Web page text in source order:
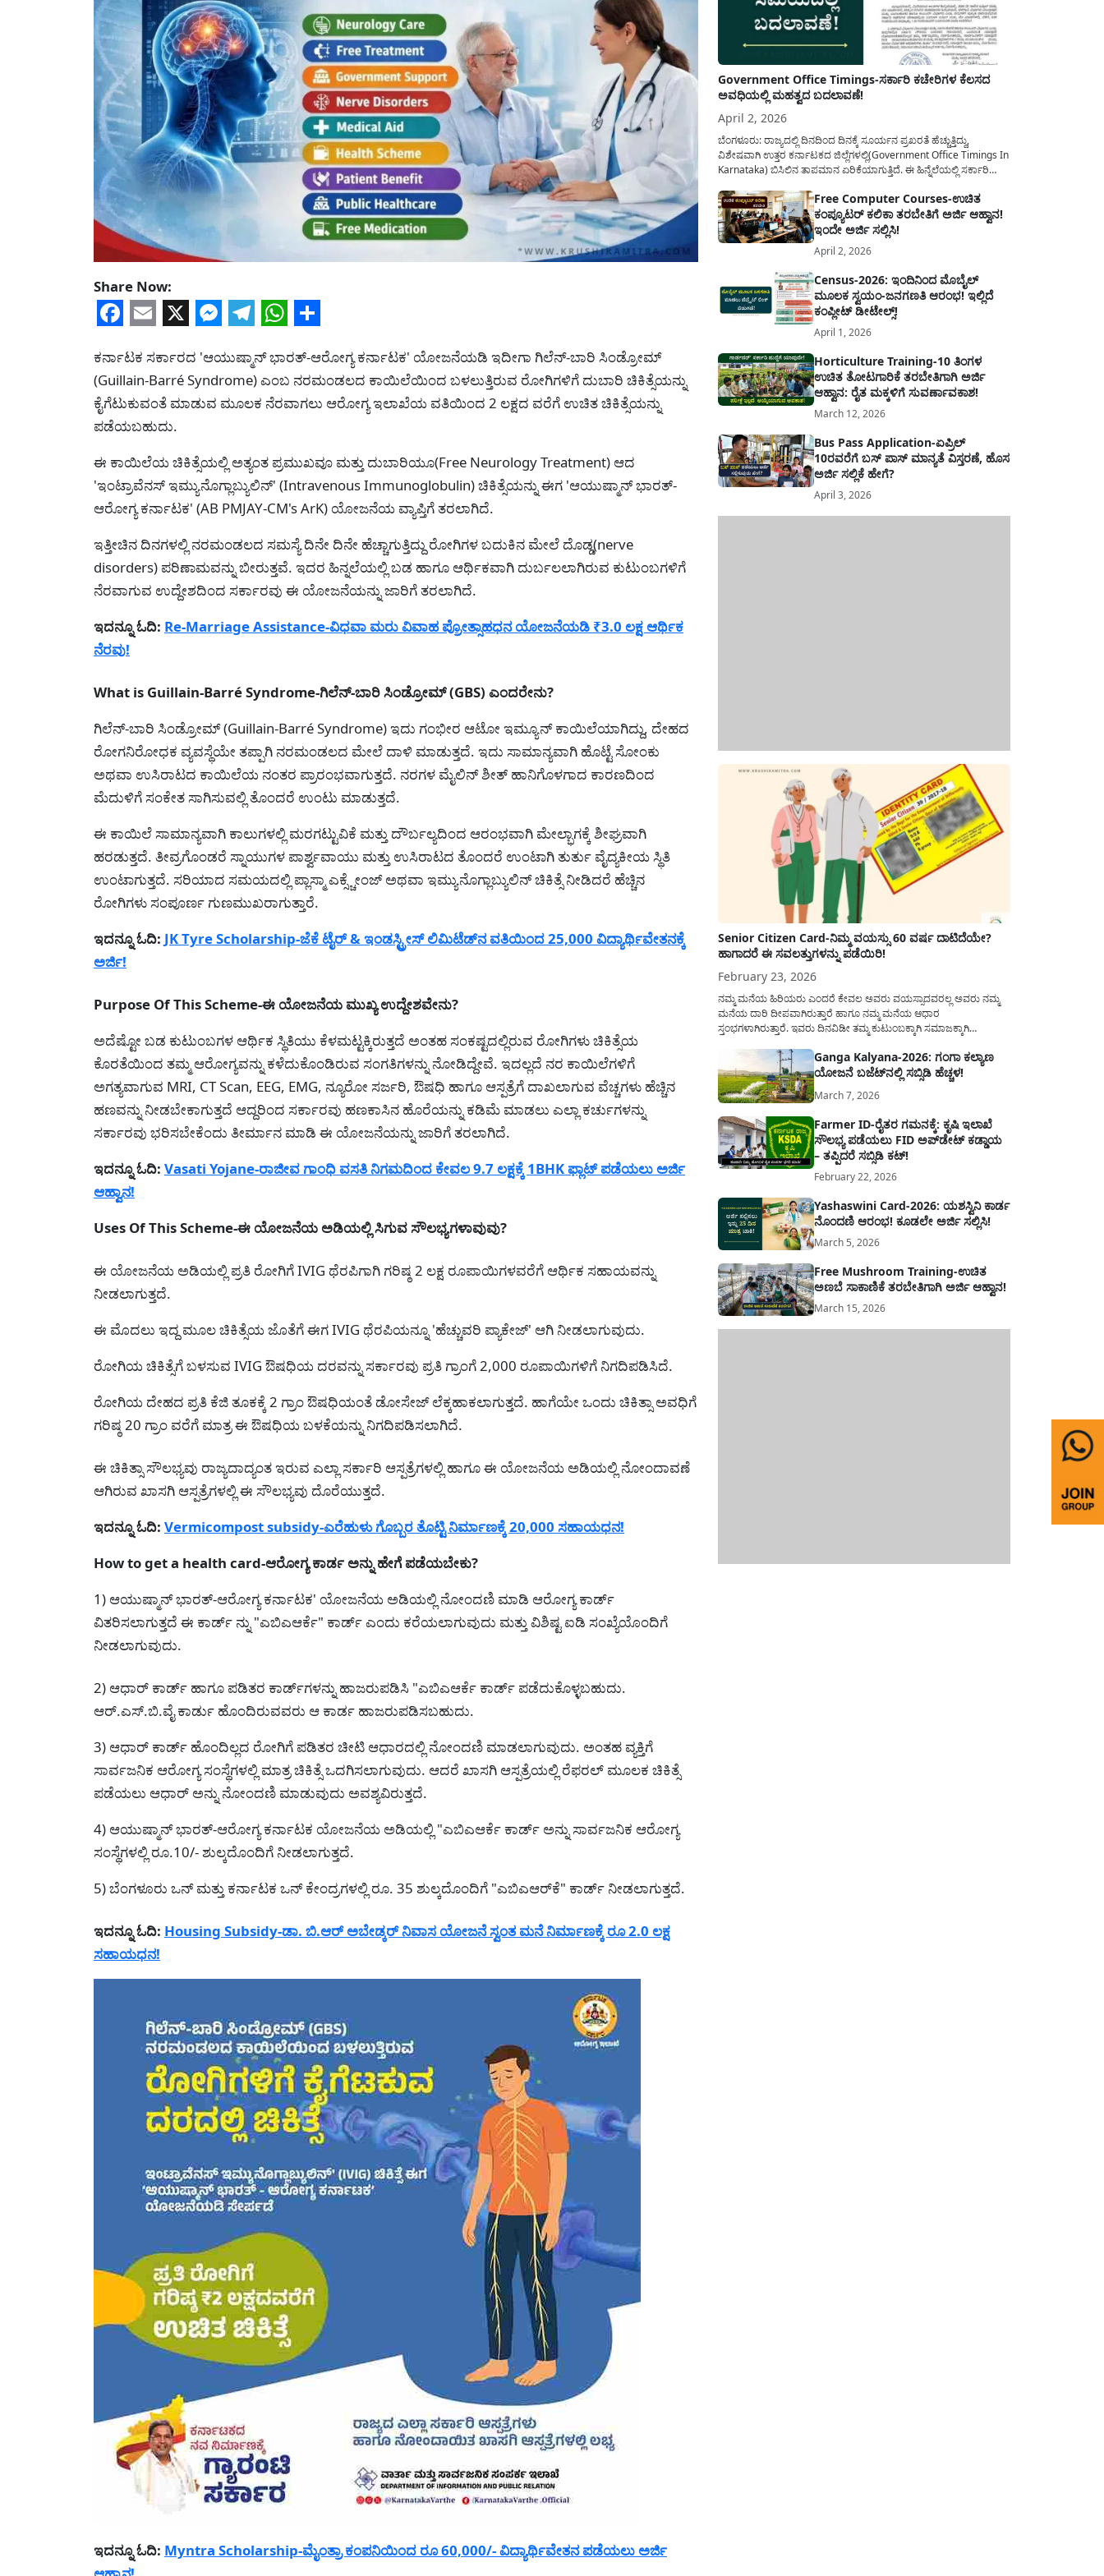
Share Now:
ಕರ್ನಾಟಕ ಸರ್ಕಾರದ 'ಆಯುಷ್ಮಾನ್ ಭಾರತ್-ಆರೋಗ್ಯ ಕರ್ನಾಟಕ' ಯೋಜನೆಯಡಿ ಇದೀಗಾ ಗಿಲೆನ್-ಬಾರಿ ಸಿಂಡ್ರೋಮ್
(Guillain-Barré Syndrome) ಎಂಬ ನರಮಂಡಲದ ಕಾಯಿಲೆಯಿಂದ ಬಳಲುತ್ತಿರುವ ರೋಗಿಗಳಿಗೆ ದುಬಾರಿ ಚಿಕಿತ್ಸೆಯನ್ನು
ಕೈಗೆಟುಕುವಂತೆ ಮಾಡುವ ಮೂಲಕ ನೆರವಾಗಲು ಆರೋಗ್ಯ ಇಲಾಖೆಯ ವತಿಯಿಂದ 2 ಲಕ್ಷದ ವರೆಗೆ ಉಚಿತ ಚಿಕಿತ್ಸೆಯನ್ನು
ಪಡೆಯಬಹುದು.
ಈ ಕಾಯಿಲೆಯ ಚಿಕಿತ್ಸೆಯಲ್ಲಿ ಅತ್ಯಂತ ಪ್ರಮುಖವೂ ಮತ್ತು ದುಬಾರಿಯೂ(Free Neurology Treatment) ಆದ
'ಇಂಟ್ರಾವೆನಸ್ ಇಮ್ಯುನೊಗ್ಲಾಬ್ಯುಲಿನ್' (Intravenous Immunoglobulin) ಚಿಕಿತ್ಸೆಯನ್ನು ಈಗ 'ಆಯುಷ್ಮಾನ್ ಭಾರತ್-
ಆರೋಗ್ಯ ಕರ್ನಾಟಕ' (AB PMJAY-CM's ArK) ಯೋಜನೆಯ ವ್ಯಾಪ್ತಿಗೆ ತರಲಾಗಿದೆ.
ಇತ್ತೀಚಿನ ದಿನಗಳಲ್ಲಿ ನರಮಂಡಲದ ಸಮಸ್ಯೆ ದಿನೇ ದಿನೇ ಹೆಚ್ಚಾಗುತ್ತಿದ್ದು ರೋಗಿಗಳ ಬದುಕಿನ ಮೇಲೆ ದೊಡ್ಡ(nerve
disorders) ಪರಿಣಾಮವನ್ನು ಬೀರುತ್ತವೆ. ಇದರ ಹಿನ್ನಲೆಯಲ್ಲಿ ಬಡ ಹಾಗೂ ಆರ್ಥಿಕವಾಗಿ ದುರ್ಬಲಲಾಗಿರುವ ಕುಟುಂಬಗಳಿಗೆ
ನೆರವಾಗುವ ಉದ್ದೇಶದಿಂದ ಸರ್ಕಾರವು ಈ ಯೋಜನೆಯನ್ನು ಜಾರಿಗೆ ತರಲಾಗಿದೆ.
ಇದನ್ನೂ ಓದಿ: Re-Marriage Assistance-ವಿಧವಾ ಮರು ವಿವಾಹ ಪ್ರೋತ್ಸಾಹಧನ ಯೋಜನೆಯಡಿ ₹3.0 ಲಕ್ಷ ಆರ್ಥಿಕ
ನೆರವು!
What is Guillain-Barré Syndrome-ಗಿಲೆನ್-ಬಾರಿ ಸಿಂಡ್ರೋಮ್ (GBS) ಎಂದರೇನು?
ಗಿಲೆನ್-ಬಾರಿ ಸಿಂಡ್ರೋಮ್ (Guillain-Barré Syndrome) ಇದು ಗಂಭೀರ ಆಟೋ ಇಮ್ಯೂನ್ ಕಾಯಿಲೆಯಾಗಿದ್ದು, ದೇಹದ
ರೋಗನಿರೋಧಕ ವ್ಯವಸ್ಥೆಯೇ ತಪ್ಪಾಗಿ ನರಮಂಡಲದ ಮೇಲೆ ದಾಳಿ ಮಾಡುತ್ತದೆ. ಇದು ಸಾಮಾನ್ಯವಾಗಿ ಹೊಟ್ಟೆ ಸೋಂಕು
ಅಥವಾ ಉಸಿರಾಟದ ಕಾಯಿಲೆಯ ನಂತರ ಪ್ರಾರಂಭವಾಗುತ್ತದೆ. ನರಗಳ ಮೈಲಿನ್ ಶೀತ್ ಹಾನಿಗೊಳಗಾದ ಕಾರಣದಿಂದ
ಮೆದುಳಿಗೆ ಸಂಕೇತ ಸಾಗಿಸುವಲ್ಲಿ ತೊಂದರೆ ಉಂಟು ಮಾಡುತ್ತದೆ.
ಈ ಕಾಯಿಲೆ ಸಾಮಾನ್ಯವಾಗಿ ಕಾಲುಗಳಲ್ಲಿ ಮರಗಟ್ಟುವಿಕೆ ಮತ್ತು ದೌರ್ಬಲ್ಯದಿಂದ ಆರಂಭವಾಗಿ ಮೇಲ್ಭಾಗಕ್ಕೆ ಶೀಘ್ರವಾಗಿ
ಹರಡುತ್ತದೆ. ತೀವ್ರಗೊಂಡರೆ ಸ್ನಾಯುಗಳ ಪಾರ್ಶ್ವವಾಯು ಮತ್ತು ಉಸಿರಾಟದ ತೊಂದರೆ ಉಂಟಾಗಿ ತುರ್ತು ವೈದ್ಯಕೀಯ ಸ್ಥಿತಿ
ಉಂಟಾಗುತ್ತದೆ. ಸರಿಯಾದ ಸಮಯದಲ್ಲಿ ಪ್ಲಾಸ್ಮಾ ಎಕ್ಸ್ಚೇಂಜ್ ಅಥವಾ ಇಮ್ಯುನೊಗ್ಲಾಬ್ಯುಲಿನ್ ಚಿಕಿತ್ಸೆ ನೀಡಿದರೆ ಹೆಚ್ಚಿನ
ರೋಗಿಗಳು ಸಂಪೂರ್ಣ ಗುಣಮುಖರಾಗುತ್ತಾರೆ.
ಇದನ್ನೂ ಓದಿ: JK Tyre Scholarship-ಜೆಕೆ ಟೈರ್ & ಇಂಡಸ್ಟ್ರೀಸ್ ಲಿಮಿಟೆಡ್‌ನ ವತಿಯಿಂದ 25,000 ವಿದ್ಯಾರ್ಥಿವೇತನಕ್ಕೆ
ಅರ್ಜಿ!
Purpose Of This Scheme-ಈ ಯೋಜನೆಯ ಮುಖ್ಯ ಉದ್ದೇಶವೇನು?
ಅದೆಷ್ಟೋ ಬಡ ಕುಟುಂಬಗಳ ಆರ್ಥಿಕ ಸ್ಥಿತಿಯು ಕೆಳಮಟ್ಟಕ್ಕಿರುತ್ತದೆ ಅಂತಹ ಸಂಕಷ್ಟದಲ್ಲಿರುವ ರೋಗಿಗಳು ಚಿಕಿತ್ಸೆಯ
ಕೊರತೆಯಿಂದ ತಮ್ಮ ಆರೋಗ್ಯವನ್ನು ಕಳೆದುಕೊಂಡಿರುವ ಸಂಗತಿಗಳನ್ನು ನೋಡಿದ್ದೇವೆ. ಇದಲ್ಲದೆ ನರ ಕಾಯಿಲೆಗಳಿಗೆ
ಅಗತ್ಯವಾಗುವ MRI, CT Scan, EEG, EMG, ನ್ಯೂರೋ ಸರ್ಜರಿ, ಔಷಧಿ ಹಾಗೂ ಆಸ್ಪತ್ರೆಗೆ ದಾಖಲಾಗುವ ವೆಚ್ಚಗಳು ಹೆಚ್ಚಿನ
ಹಣವನ್ನು ನೀಡಬೇಕಾಗುತ್ತದೆ ಆದ್ದರಿಂದ ಸರ್ಕಾರವು ಹಣಕಾಸಿನ ಹೊರೆಯನ್ನು ಕಡಿಮೆ ಮಾಡಲು ಎಲ್ಲಾ ಕರ್ಚುಗಳನ್ನು
ಸರ್ಕಾರವು ಭರಿಸಬೇಕೆಂದು ತೀರ್ಮಾನ ಮಾಡಿ ಈ ಯೋಜನೆಯನ್ನು ಜಾರಿಗೆ ತರಲಾಗಿದೆ.
ಇದನ್ನೂ ಓದಿ: Vasati Yojane-ರಾಜೀವ ಗಾಂಧಿ ವಸತಿ ನಿಗಮದಿಂದ ಕೇವಲ 9.7 ಲಕ್ಷಕ್ಕೆ 1BHK ಫ್ಲಾಟ್ ಪಡೆಯಲು ಅರ್ಜಿ
ಆಹ್ವಾನ!
Uses Of This Scheme-ಈ ಯೋಜನೆಯ ಅಡಿಯಲ್ಲಿ ಸಿಗುವ ಸೌಲಭ್ಯಗಳಾವುವು?
ಈ ಯೋಜನೆಯ ಅಡಿಯಲ್ಲಿ ಪ್ರತಿ ರೋಗಿಗೆ IVIG ಥೆರಪಿಗಾಗಿ ಗರಿಷ್ಠ 2 ಲಕ್ಷ ರೂಪಾಯಿಗಳವರೆಗೆ ಆರ್ಥಿಕ ಸಹಾಯವನ್ನು
ನೀಡಲಾಗುತ್ತದೆ.
ಈ ಮೊದಲು ಇದ್ದ ಮೂಲ ಚಿಕಿತ್ಸೆಯ ಜೊತೆಗೆ ಈಗ IVIG ಥೆರಪಿಯನ್ನೂ 'ಹೆಚ್ಚುವರಿ ಪ್ಯಾಕೇಜ್' ಆಗಿ ನೀಡಲಾಗುವುದು.
ರೋಗಿಯ ಚಿಕಿತ್ಸೆಗೆ ಬಳಸುವ IVIG ಔಷಧಿಯ ದರವನ್ನು ಸರ್ಕಾರವು ಪ್ರತಿ ಗ್ರಾಂಗೆ 2,000 ರೂಪಾಯಿಗಳಿಗೆ ನಿಗದಿಪಡಿಸಿದೆ.
ರೋಗಿಯ ದೇಹದ ಪ್ರತಿ ಕೆಜಿ ತೂಕಕ್ಕೆ 2 ಗ್ರಾಂ ಔಷಧಿಯಂತೆ ಡೋಸೇಜ್ ಲೆಕ್ಕಹಾಕಲಾಗುತ್ತದೆ. ಹಾಗೆಯೇ ಒಂದು ಚಿಕಿತ್ಸಾ ಅವಧಿಗೆ
ಗರಿಷ್ಠ 20 ಗ್ರಾಂ ವರೆಗೆ ಮಾತ್ರ ಈ ಔಷಧಿಯ ಬಳಕೆಯನ್ನು ನಿಗದಿಪಡಿಸಲಾಗಿದೆ.
ಈ ಚಿಕಿತ್ಸಾ ಸೌಲಭ್ಯವು ರಾಜ್ಯದಾದ್ಯಂತ ಇರುವ ಎಲ್ಲಾ ಸರ್ಕಾರಿ ಆಸ್ಪತ್ರೆಗಳಲ್ಲಿ ಹಾಗೂ ಈ ಯೋಜನೆಯ ಅಡಿಯಲ್ಲಿ ನೋಂದಾವಣೆ
ಆಗಿರುವ ಖಾಸಗಿ ಆಸ್ಪತ್ರೆಗಳಲ್ಲಿ ಈ ಸೌಲಭ್ಯವು ದೊರೆಯುತ್ತದೆ.
ಇದನ್ನೂ ಓದಿ: Vermicompost subsidy-ಎರೆಹುಳು ಗೊಬ್ಬರ ತೊಟ್ಟಿ ನಿರ್ಮಾಣಕ್ಕೆ 20,000 ಸಹಾಯಧನ!
How to get a health card-ಆರೋಗ್ಯ ಕಾರ್ಡ ಅನ್ನು ಹೇಗೆ ಪಡೆಯಬೇಕು?
1) ಆಯುಷ್ಮಾನ್ ಭಾರತ್-ಆರೋಗ್ಯ ಕರ್ನಾಟಕ' ಯೋಜನೆಯ ಅಡಿಯಲ್ಲಿ ನೋಂದಣಿ ಮಾಡಿ ಆರೋಗ್ಯ ಕಾರ್ಡ್
ವಿತರಿಸಲಾಗುತ್ತದೆ ಈ ಕಾರ್ಡ್‌ ನ್ನು "ಎಬಿಎಆರ್ಕೆ" ಕಾರ್ಡ್ ಎಂದು ಕರೆಯಲಾಗುವುದು ಮತ್ತು ವಿಶಿಷ್ಟ ಐಡಿ ಸಂಖ್ಯೆಯೊಂದಿಗೆ
ನೀಡಲಾಗುವುದು.
2) ಆಧಾರ್ ಕಾರ್ಡ್ ಹಾಗೂ ಪಡಿತರ ಕಾರ್ಡ್‌ಗಳನ್ನು ಹಾಜರುಪಡಿಸಿ "ಎಬಿಎಆ‌ರ್ಕೆ ಕಾರ್ಡ್ ಪಡೆದುಕೊಳ್ಳಬಹುದು.
ಆರ್.ಎಸ್.ಬಿ.ವೈ ಕಾರ್ಡು ಹೊಂದಿರುವವರು ಆ ಕಾರ್ಡ ಹಾಜರುಪಡಿಸಬಹುದು.
3) ಆಧಾರ್ ಕಾರ್ಡ್ ಹೊಂದಿಲ್ಲದ ರೋಗಿಗೆ ಪಡಿತರ ಚೀಟಿ ಆಧಾರದಲ್ಲಿ ನೋಂದಣಿ ಮಾಡಲಾಗುವುದು. ಅಂತಹ ವ್ಯಕ್ತಿಗೆ
ಸಾರ್ವಜನಿಕ ಆರೋಗ್ಯ ಸಂಸ್ಥೆಗಳಲ್ಲಿ ಮಾತ್ರ ಚಿಕಿತ್ಸೆ ಒದಗಿಸಲಾಗುವುದು. ಆದರೆ ಖಾಸಗಿ ಆಸ್ಪತ್ರೆಯಲ್ಲಿ ರೆಫರಲ್ ಮೂಲಕ ಚಿಕಿತ್ಸೆ
ಪಡೆಯಲು ಆಧಾರ್ ಅನ್ನು ನೋಂದಣಿ ಮಾಡುವುದು ಅವಶ್ಯವಿರುತ್ತದೆ.
4) ಆಯುಷ್ಮಾನ್ ಭಾರತ್-ಆರೋಗ್ಯ ಕರ್ನಾಟಕ ಯೋಜನೆಯ ಅಡಿಯಲ್ಲಿ "ಎಬಿಎಆರ್ಕೆ ಕಾರ್ಡ್‌ ಅನ್ನು ಸಾರ್ವಜನಿಕ ಆರೋಗ್ಯ
ಸಂಸ್ಥೆಗಳಲ್ಲಿ ರೂ.10/- ಶುಲ್ಕದೊಂದಿಗೆ ನೀಡಲಾಗುತ್ತದೆ.
5) ಬೆಂಗಳೂರು ಒನ್ ಮತ್ತು ಕರ್ನಾಟಕ ಒನ್ ಕೇಂದ್ರಗಳಲ್ಲಿ ರೂ. 35 ಶುಲ್ಕದೊಂದಿಗೆ "ಎಬಿಎಆರ್‌ಕೆ" ಕಾರ್ಡ್ ನೀಡಲಾಗುತ್ತದೆ.
ಇದನ್ನೂ ಓದಿ: Housing Subsidy-ಡಾ. ಬಿ.ಆರ್ ಅಬೇಡ್ಕರ್ ನಿವಾಸ ಯೋಜನೆ ಸ್ವಂತ ಮನೆ ನಿರ್ಮಾಣಕ್ಕೆ ರೂ 2.0 ಲಕ್ಷ
ಸಹಾಯಧನ!
ಇದನ್ನೂ ಓದಿ: Myntra Scholarship-ಮೈಂತ್ರಾ ಕಂಪನಿಯಿಂದ ರೂ 60,000/- ವಿದ್ಯಾರ್ಥಿವೇತನ ಪಡೆಯಲು ಅರ್ಜಿ
Government Office Timings-ಸರ್ಕಾರಿ ಕಚೇರಿಗಳ ಕೆಲಸದ
ಅವಧಿಯಲ್ಲಿ ಮಹತ್ವದ ಬದಲಾವಣೆ!
April 2, 2026
ಬೆಂಗಳೂರು: ರಾಜ್ಯದಲ್ಲಿ ದಿನದಿಂದ ದಿನಕ್ಕೆ ಸೂರ್ಯನ ಪ್ರಖರತೆ ಹೆಚ್ಚುತ್ತಿದ್ದು,
ವಿಶೇಷವಾಗಿ ಉತ್ತರ ಕರ್ನಾಟಕದ ಜಿಲ್ಲೆಗಳಲ್ಲಿ(Government Office Timings In
Karnataka) ಬಿಸಿಲಿನ ತಾಪಮಾನ ಏರಿಕೆಯಾಗುತ್ತಿದೆ. ಈ ಹಿನ್ನೆಲೆಯಲ್ಲಿ ಸರ್ಕಾರಿ
ಸರ್ಕಾರವು ಮಹತ್ವದ ನಿರ್ಧಾರವೊಂದನ್ನು ಕೈಗೊಂಡಿದೆ. ಕಿತ್ತೂರು ಕರ್ನಾಟಕ ಮತ್ತು
ಕಲ್ಯಾಣ ಕರ್ನಾಟಕದ ಒಟ್ಟು 9 ಜಿಲ್ಲೆಗಳಲ್ಲಿ ಏಪ್ರಿಲ್...
Free Computer Courses-ಉಚಿತ
ಕಂಪ್ಯೂಟರ್ ಕಲಿಕಾ ತರಬೇತಿಗೆ ಅರ್ಜಿ ಆಹ್ವಾನ!
ಇಂದೇ ಅರ್ಜಿ ಸಲ್ಲಿಸಿ!
April 2, 2026
Census-2026: ಇಂದಿನಿಂದ ಮೊಬೈಲ್
ಮೂಲಕ ಸ್ವಯಂ-ಜನಗಣತಿ ಆರಂಭ! ಇಲ್ಲಿದೆ
ಕಂಪ್ಲೀಟ್ ಡೀಟೇಲ್ಸ್!
April 1, 2026
Horticulture Training-10 ತಿಂಗಳ
ಉಚಿತ ತೋಟಗಾರಿಕೆ ತರಬೇತಿಗಾಗಿ ಅರ್ಜಿ
ಆಹ್ವಾನ: ರೈತ ಮಕ್ಕಳಿಗೆ ಸುವರ್ಣಾವಕಾಶ!
March 12, 2026
Bus Pass Application-ಏಪ್ರಿಲ್
10ರವರೆಗೆ ಬಸ್ ಪಾಸ್ ಮಾನ್ಯತೆ ವಿಸ್ತರಣೆ, ಹೊಸ
ಅರ್ಜಿ ಸಲ್ಲಿಕೆ ಹೇಗೆ?
April 3, 2026
Senior Citizen Card-ನಿಮ್ಮ ವಯಸ್ಸು 60 ವರ್ಷ ದಾಟಿದೆಯೇ?
ಹಾಗಾದರೆ ಈ ಸವಲತ್ತುಗಳನ್ನು ಪಡೆಯಿರಿ!
February 23, 2026
ನಮ್ಮ ಮನೆಯ ಹಿರಿಯರು ಎಂದರೆ ಕೇವಲ ಅವರು ವಯಸ್ಸಾದವರಲ್ಲ ಅವರು ನಮ್ಮ
ಮನೆಯ ದಾರಿ ದೀಪವಾಗಿರುತ್ತಾರೆ ಹಾಗೂ ನಮ್ಮ ಮನೆಯ ಆಧಾರ
ಸ್ತಂಭಗಳಾಗಿರುತ್ತಾರೆ. ಇವರು ದಿನವಿಡೀ ತಮ್ಮ ಕುಟುಂಬಕ್ಕಾಗಿ ಸಮಾಜಕ್ಕಾಗಿ
ನೆಮ್ಮದಿಯಿಂದ ಕಳೆಯಬೇಕೆಂಬುದು ಪ್ರತಿಯೊಬ್ಬರ ಕನಸಾಗಿರುತ್ತದೆ ಆದ್ದರಿಂದ
ಸರ್ಕಾರವು ಹಿರಿಯ ನಾಗರಿಕರ ಗುರುತಿನ ಚೀಟಿ...
Ganga Kalyana-2026: ಗಂಗಾ ಕಲ್ಯಾಣ
ಯೋಜನೆ ಬಜೆಟ್‌ನಲ್ಲಿ ಸಬ್ಸಿಡಿ ಹೆಚ್ಚಳ!
March 7, 2026
Farmer ID-ರೈತರ ಗಮನಕ್ಕೆ: ಕೃಷಿ ಇಲಾಖೆ
ಸೌಲಭ್ಯ ಪಡೆಯಲು FID ಅಪ್‌ಡೇಟ್ ಕಡ್ಡಾಯ
– ತಪ್ಪಿದರೆ ಸಬ್ಸಿಡಿ ಕಟ್!
February 22, 2026
Yashaswini Card-2026: ಯಶಸ್ವಿನಿ ಕಾರ್ಡ
ನೊಂದಣಿ ಆರಂಭ! ಕೂಡಲೇ ಅರ್ಜಿ ಸಲ್ಲಿಸಿ!
March 5, 2026
Free Mushroom Training-ಉಚಿತ
ಅಣಬೆ ಸಾಕಾಣಿಕೆ ತರಬೇತಿಗಾಗಿ ಅರ್ಜಿ ಆಹ್ವಾನ!
March 15, 2026